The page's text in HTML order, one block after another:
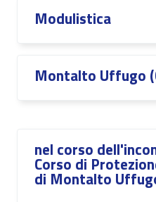
Modulistica
Montalto Uffugo
nel corso
Corso di
di Montalto